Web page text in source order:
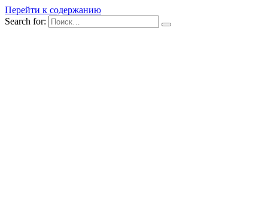
Перейти к содержанию
Search for: